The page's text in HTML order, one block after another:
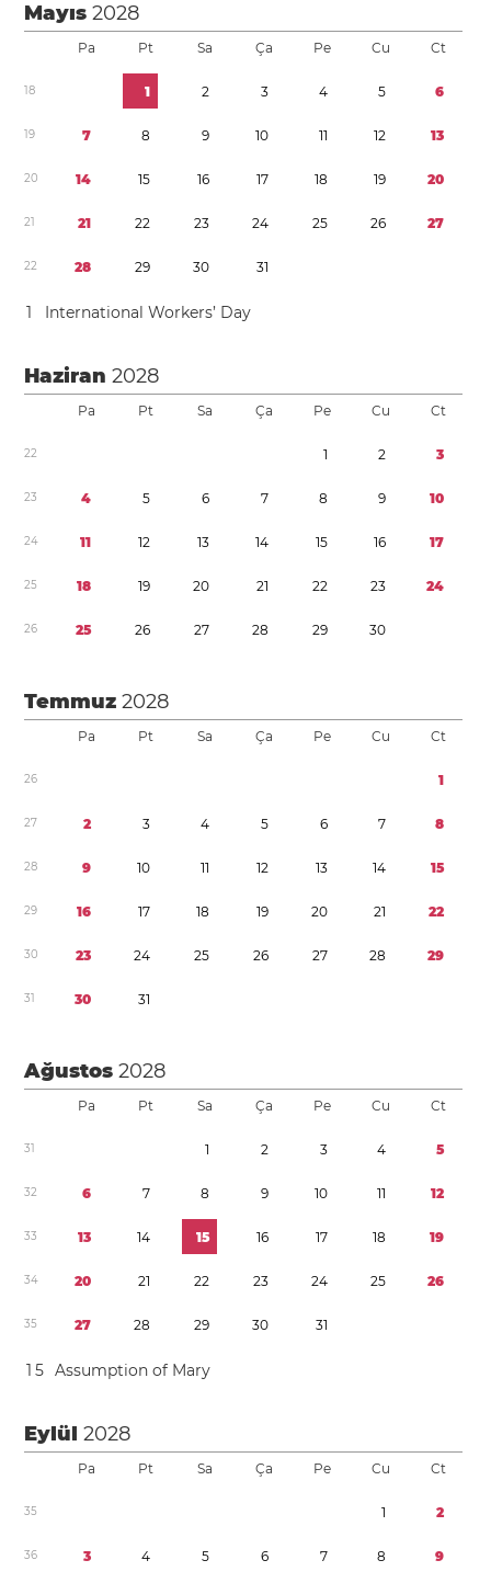
Mayıs2028
Pa Pt Sa Ça Pe Cu Ct
18 1 2 3 4 5 6
19 7 8 9 10 11 12 13
20 14 15 16 17 18 19 20
21 21 22 23 24 25 26 27
22 28 29 30 31
1 International Workers’ Day
Haziran2028
Pa Pt Sa Ça Pe Cu Ct
22 1 2 3
23 4 5 6 7 8 9 10
24 11 12 13 14 15 16 17
25 18 19 20 21 22 23 24
26 25 26 27 28 29 30
Temmuz2028
Pa Pt Sa Ça Pe Cu Ct
26 1
27 2 3 4 5 6 7 8
28 9 10 11 12 13 14 15
29 16 17 18 19 20 21 22
30 23 24 25 26 27 28 29
31 30 31
Ağustos2028
Pa Pt Sa Ça Pe Cu Ct
31 1 2 3 4 5
32 6 7 8 9 10 11 12
33 13 14 15 16 17 18 19
34 20 21 22 23 24 25 26
35 27 28 29 30 31
1 5 Assumption of Mary
Eylül2028
Pa Pt Sa Ça Pe Cu Ct
35 1 2
36 3 4 5 6 7 8 9